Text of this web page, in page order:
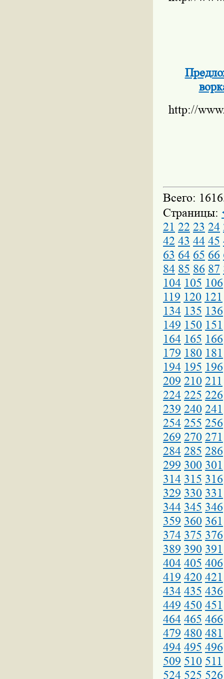
http://
Всего:
Страницы:
21 22 23 24
42 43 44 45
63 64 65 66
84 85 86 87
104 105 106
119 120 121
134 135 136
149 150 151
164 165 166
179 180 181
194 195 196
209 210 211
224 225 226
239 240 241
254 255 256
269 270 271
284 285 286
299 300 301
314 315 316
329 330 331
344 345 346
359 360 361
374 375 376
389 390 391
404 405 406
419 420 421
434 435 436
449 450 451
464 465 466
479 480 481
494 495 496
509 510 511
524 525 526